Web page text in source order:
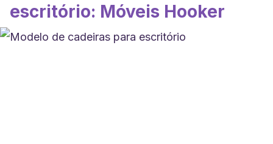
escritório: Móveis Hooker